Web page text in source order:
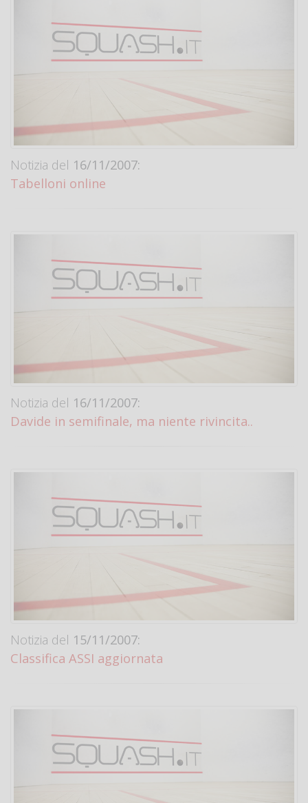
Notizia del 16/11/2007:
Tabelloni online
Notizia del 16/11/2007:
Davide in semifinale, ma niente rivincita..
Notizia del 15/11/2007:
Classifica ASSI aggiornata